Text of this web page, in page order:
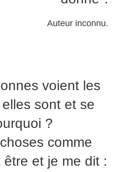
Auteur inconnu.
voient les
sont et se
?
comme
et je me dit :